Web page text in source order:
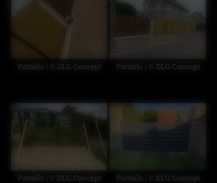
Portails | © DLG Concept Portails | © DLG Concept
Portails | © DLG Concept Portails | © DLG Concept